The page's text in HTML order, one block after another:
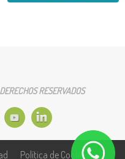
RESERVADOS
Política de Cookies